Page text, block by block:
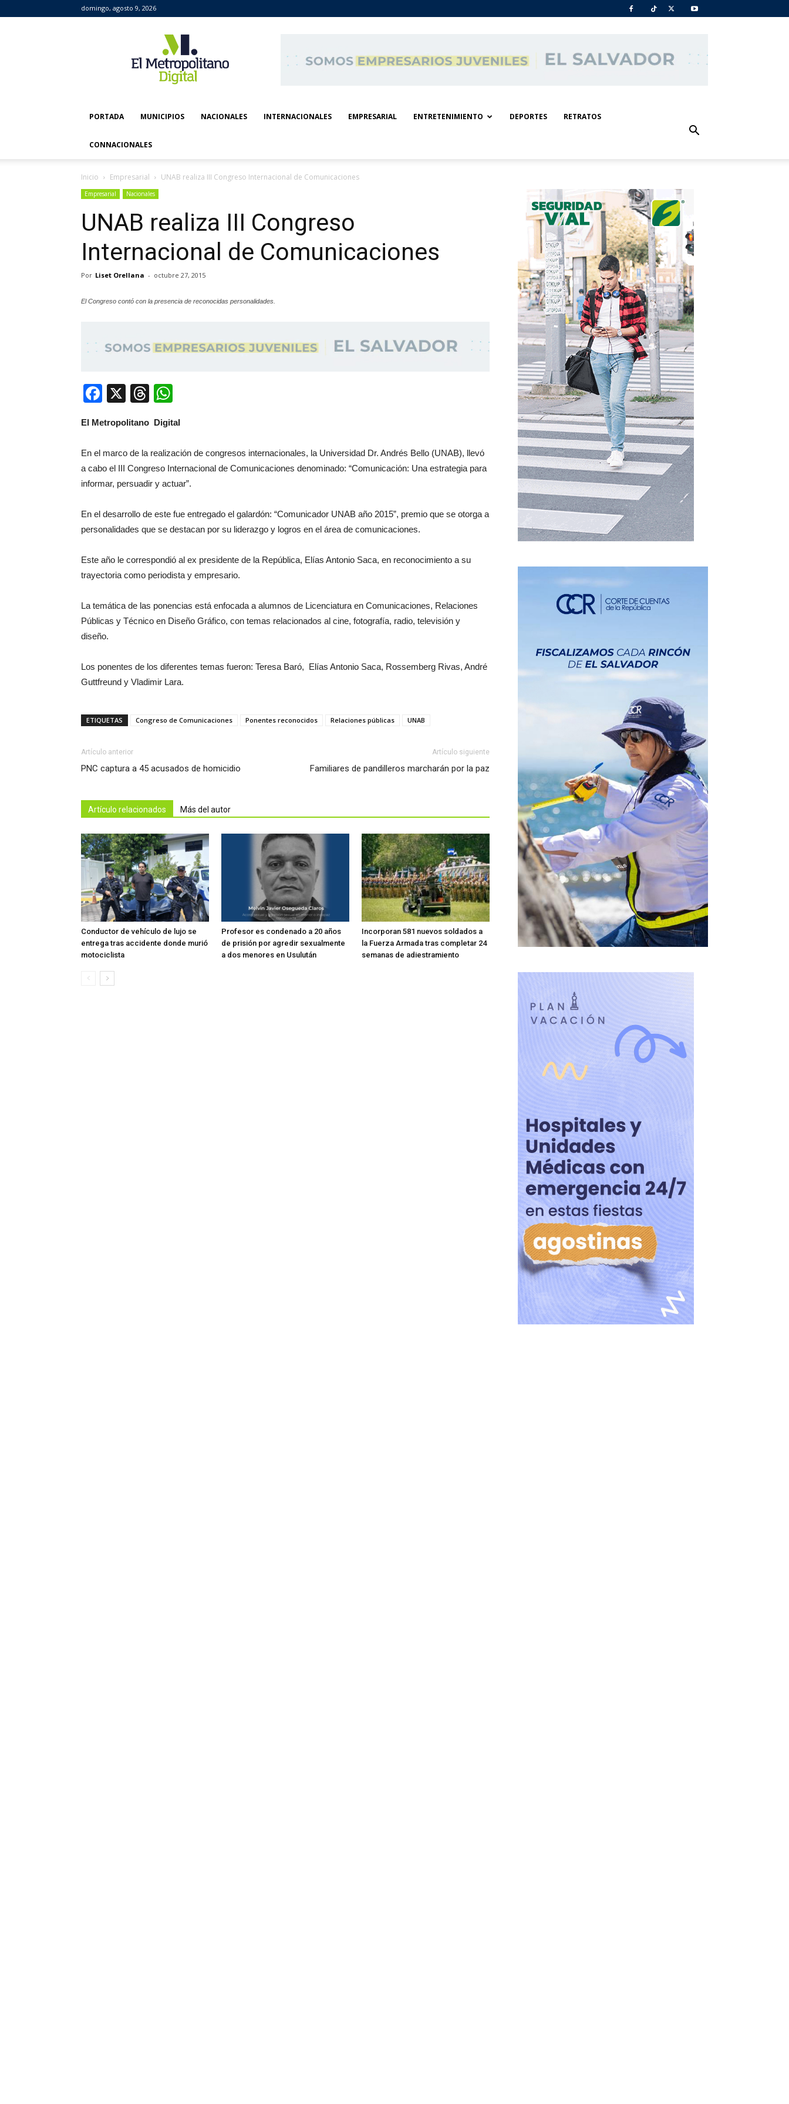
domingo, agosto 9, 2026
Metropolitano
Digital
PORTADA MUNICIPIOS NACIONALES INTERNACIONALES EMPRESARIAL ENTRETENIMIENTO DEPORTES RETRATOS
CONNACIONALES
Inicio Empresarial UNAB realiza III Congreso Internacional de Comunicaciones
Empresarial Nacionales
UNAB realiza III Congreso
Internacional de Comunicaciones
Por Liset Orellana - octubre 27, 2015
El Congreso contó con la presencia de reconocidas personalidades.
Facebook
X Threads
El Metropolitano Digital
En el marco de la realización de congresos internacionales, la Universidad Dr. Andrés Bello (UNAB), llevó
a cabo el III Congreso Internacional de Comunicaciones denominado: “Comunicación: Una estrategia para
informar, persuadir y actuar”.
En el desarrollo de este fue entregado el galardón: “Comunicador UNAB año 2015”, premio que se otorga a
personalidades que se destacan por su liderazgo y logros en el área de comunicaciones.
Este año le correspondió al ex presidente de la República, Elías Antonio Saca, en reconocimiento a su
trayectoria como periodista y empresario.
La temática de las ponencias está enfocada a alumnos de Licenciatura en Comunicaciones, Relaciones
Públicas y Técnico en Diseño Gráfico, con temas relacionados al cine, fotografía, radio, televisión y
diseño.
Los ponentes de los diferentes temas fueron: Teresa Baró, Elías Antonio Saca, Rossemberg Rivas, André
Guttfreund y Vladimir Lara.
ETIQUETAS Congreso de Comunicaciones Ponentes reconocidos Relaciones públicas UNAB
Artículo anterior
PNC captura a 45 acusados de homicidio
Artículo siguiente
Familiares de pandilleros marcharán por la paz
Artículo relacionados Más del autor
Conductor de vehículo de lujo se
entrega tras accidente donde murió
motociclista
Profesor es condenado a 20 años
de prisión por agredir sexualmente
a dos menores en Usulután
Incorporan 581 nuevos soldados a
la Fuerza Armada tras completar 24
semanas de adiestramiento